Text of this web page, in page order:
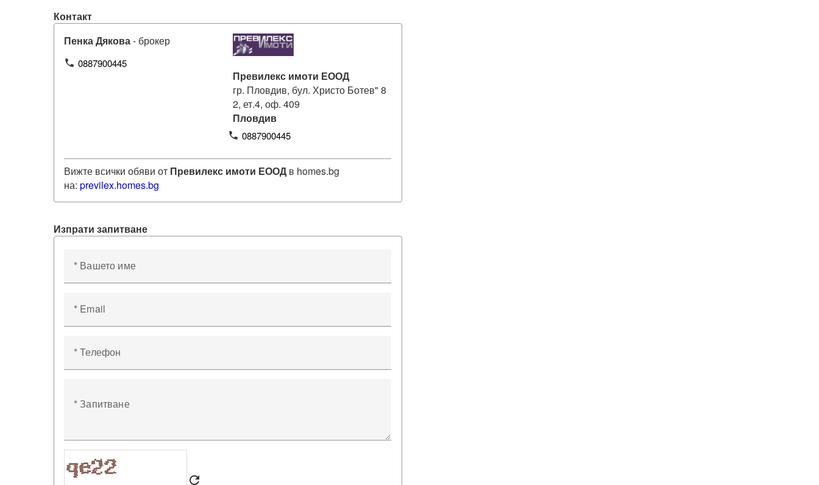
Контакт
Пенка Дякова- брокер
phone 0887900445
Превилекс имоти ЕООД
гр. Пловдив, бул. Христо Ботев" 8
2, ет.4, оф. 409
Пловдив
phone 0887900445
Вижте всички обяви от Превилекс имоти ЕООД в homes.bg
на: previlex.homes.bg
Изпрати запитване
* Вашето име
* Email
* Телефон
* Запитване
refresh